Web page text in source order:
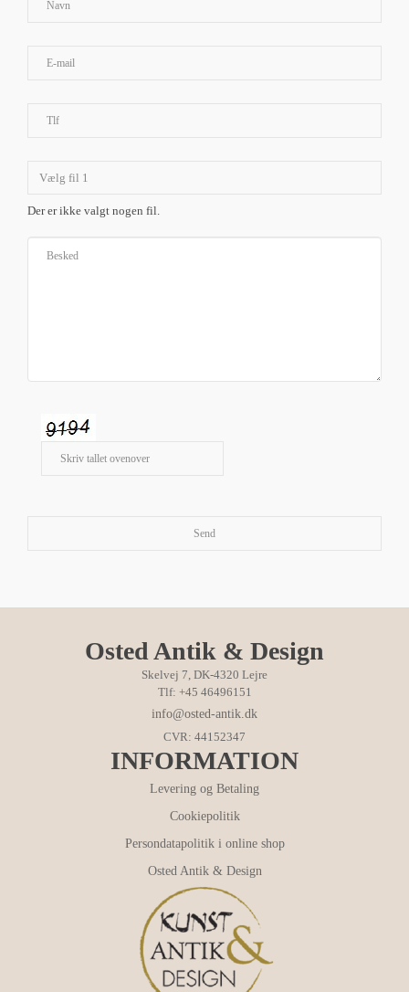
Vælg fil 1
Der er ikke valgt nogen fil.
Osted Antik & Design
Skelvej 7, DK-4320 Lejre
Tlf: +45 46496151
info@osted-antik.dk
CVR: 44152347
INFORMATION
Levering og Betaling
Cookiepolitik
Persondatapolitik i online shop
Osted Antik & Design